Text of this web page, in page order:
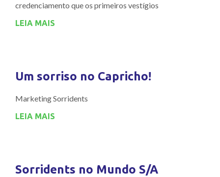
credenciamento que os primeiros vestígios
LEIA MAIS
Um sorriso no Capricho!
Marketing Sorridents
LEIA MAIS
Sorridents no Mundo S/A